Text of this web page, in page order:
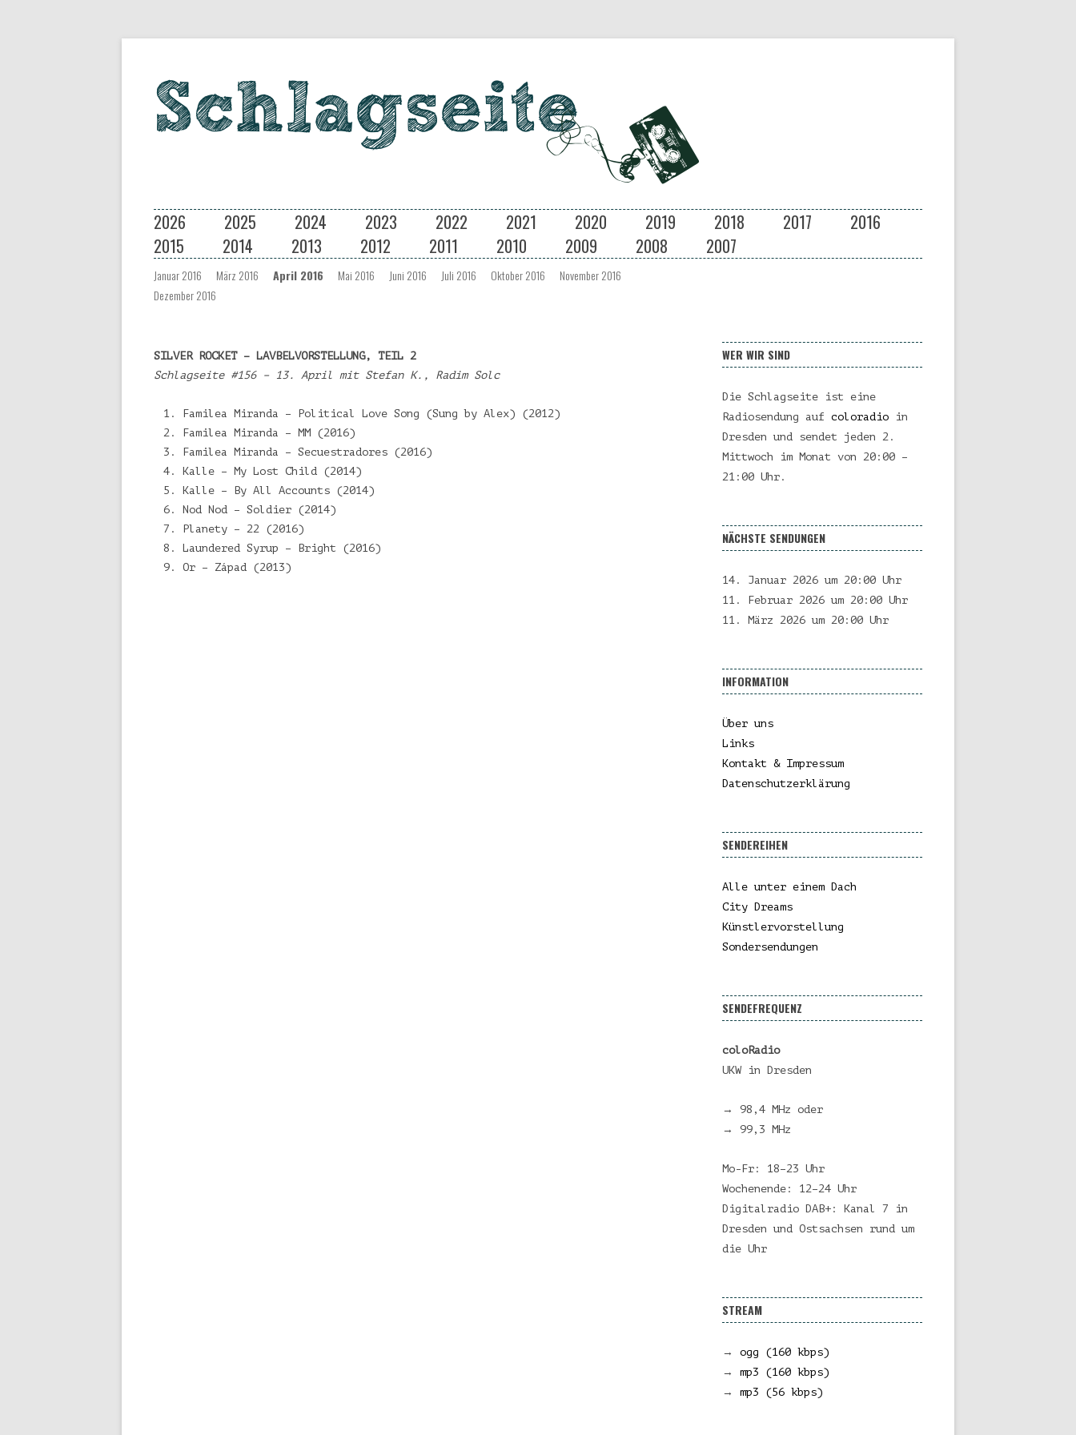
Schlagseite
Inhalt
springen
2026 2025 2024 2023 2022 2021 2020 2019 2018 2017
2016
2015
2014 2013 2012 2011 2010 2009 2008 2007
Januar 2016 März 2016 April 2016 Mai 2016 Juni 2016 Juli 2016 Oktober 2016
November 2016
Dezember 2016
SILVER ROCKET – LAVBELVORSTELLUNG, TEIL 2
Schlagseite #156 – 13. April mit Stefan K., Radim Solc
Familea Miranda – Political Love Song (Sung by Alex) (2012)
Familea Miranda – MM (2016)
Familea Miranda – Secuestradores (2016)
Kalle – My Lost Child (2014)
Kalle – By All Accounts (2014)
Nod Nod – Soldier (2014)
Planety – 22 (2016)
Laundered Syrup – Bright (2016)
Or – Západ (2013)
WER WIR SIND
Die Schlagseite ist eine
Radiosendung auf coloradio in
Dresden und sendet jeden 2.
Mittwoch im Monat von 20:00 –
21:00 Uhr.
NÄCHSTE SENDUNGEN
14. Januar 2026 um 20:00 Uhr
11. Februar 2026 um 20:00 Uhr
11. März 2026 um 20:00 Uhr
INFORMATION
Über uns
Links
Kontakt & Impressum
Datenschutzerklärung
SENDEREIHEN
Alle unter einem Dach
City Dreams
Künstlervorstellung
Sondersendungen
SENDEFREQUENZ
coloRadio
UKW in Dresden
→ 98,4 MHz oder
→ 99,3 MHz
Mo-Fr: 18–23 Uhr
Wochenende: 12–24 Uhr
Digitalradio DAB+: Kanal 7 in
Dresden und Ostsachsen rund um
die Uhr
STREAM
→ ogg (160 kbps)
→ mp3 (160 kbps)
→ mp3 (56 kbps)